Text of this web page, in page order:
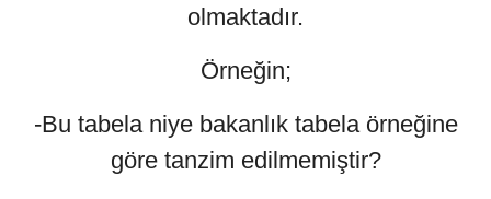
olmaktadır.
Örneğin;
-Bu tabela niye bakanlık tabela örneğine
göre tanzim edilmemiştir?